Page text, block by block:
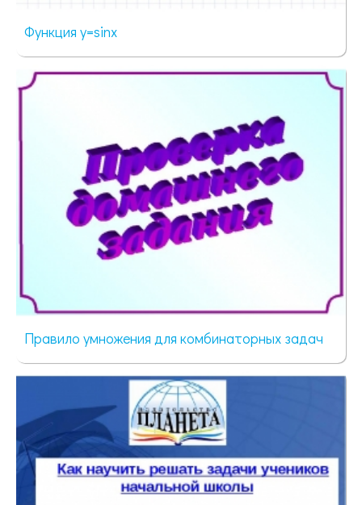
Функция y=sinx
87 просмотров
Правило умножения для комбинаторных задач